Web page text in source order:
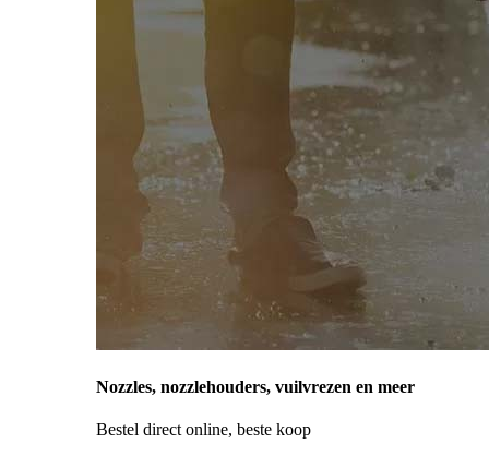
Nozzles, nozzlehouders, vuilvrezen en meer
Bestel direct online, beste koop